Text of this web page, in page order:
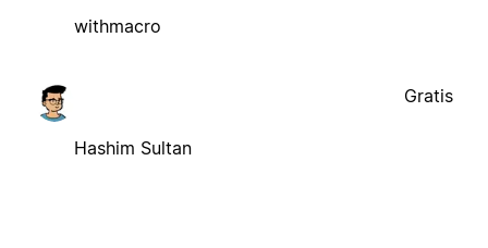
withmacro
Hashim Sultan
Gratis